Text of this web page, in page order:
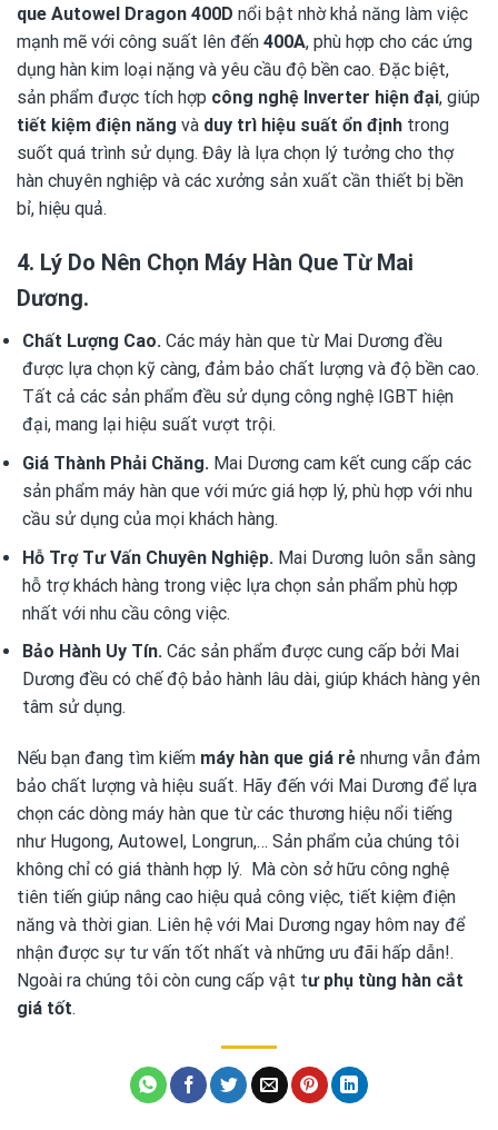
que Autowel Dragon 400D nổi bật nhờ khả năng làm việc
mạnh mẽ với công suất lên đến 400A, phù hợp cho các ứng
dụng hàn kim loại nặng và yêu cầu độ bền cao. Đặc biệt,
sản phẩm được tích hợp công nghệ Inverter hiện đại, giúp
tiết kiệm điện năng và duy trì hiệu suất ổn định trong
suốt quá trình sử dụng. Đây là lựa chọn lý tưởng cho thợ
hàn chuyên nghiệp và các xưởng sản xuất cần thiết bị bền
bỉ, hiệu quả.
4. Lý Do Nên Chọn Máy Hàn Que Từ Mai
Dương.
Chất Lượng Cao.Các máy hàn que từ Mai Dương đều
được lựa chọn kỹ càng, đảm bảo chất lượng và độ bền cao.
Tất cả các sản phẩm đều sử dụng công nghệ IGBT hiện
đại, mang lại hiệu suất vượt trội.
Giá Thành Phải Chăng.Mai Dương cam kết cung cấp các
sản phẩm máy hàn que với mức giá hợp lý, phù hợp với nhu
cầu sử dụng của mọi khách hàng.
Hỗ Trợ Tư Vấn Chuyên Nghiệp. Mai Dương luôn sẵn sàng
hỗ trợ khách hàng trong việc lựa chọn sản phẩm phù hợp
nhất với nhu cầu công việc.
Bảo Hành Uy Tín.Các sản phẩm được cung cấp bởi Mai
Dương đều có chế độ bảo hành lâu dài, giúp khách hàng yên
tâm sử dụng.
Nếu bạn đang tìm kiếm máy hàn que giá rẻ nhưng vẫn đảm
bảo chất lượng và hiệu suất. Hãy đến với Mai Dương để lựa
chọn các dòng máy hàn que từ các thương hiệu nổi tiếng
như Hugong, Autowel, Longrun,… Sản phẩm của chúng tôi
không chỉ có giá thành hợp lý. Mà còn sở hữu công nghệ
tiên tiến giúp nâng cao hiệu quả công việc, tiết kiệm điện
năng và thời gian. Liên hệ với Mai Dương ngay hôm nay để
nhận được sự tư vấn tốt nhất và những ưu đãi hấp dẫn!.
Ngoài ra chúng tôi còn cung cấp vật tư phụ tùng hàn cắt
giá tốt.